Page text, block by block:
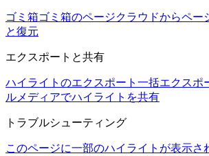
ゴミ箱ゴミ箱のページクラウドからペー
と復元
エクスポートと共有
ハイライトのエクスポート 一括エクスポ
ルメディアでハイライトを共有
トラブルシューティング
このページに一部のハイライトが表示さ